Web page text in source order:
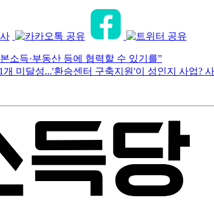
소득·부동산 등에 협력할 수 있기를”
미달성...'환승센터 구축지원'이 성인지 사업?